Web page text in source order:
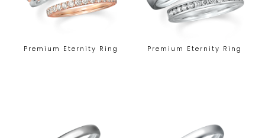
Premium Eternity Ring Premium Eternity Ring